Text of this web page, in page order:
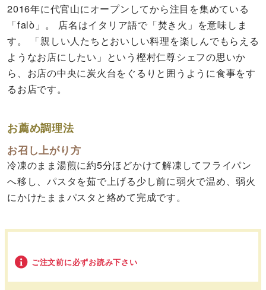
2016年に代官山にオープンしてから注目を集めている
「falò」。 店名はイタリア語で「焚き火」を意味しま
す。 「親しい人たちとおいしい料理を楽しんでもらえる
ようなお店にしたい」という樫村仁尊シェフの思いか
ら、お店の中央に炭火台をぐるりと囲うように食事をす
るお店です。
お薦め調理法
お召し上がり方
冷凍のまま湯煎に約5分ほどかけて解凍してフライパン
へ移し、パスタを茹で上げる少し前に弱火で温め、弱火
にかけたままパスタと絡めて完成です。
ご注文前に必ずお読み下さい